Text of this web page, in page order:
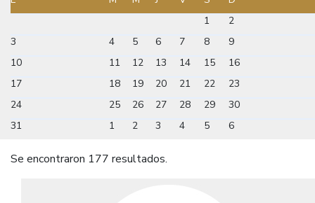
1
2
3
4 5 6 7 8
9
10
11 12 13 14 15
16
17
18 19 20 21 22
23
24
25 26 27 28 29
30
31
1 2 3 4 5 6
Se encontraron 177 resultados.